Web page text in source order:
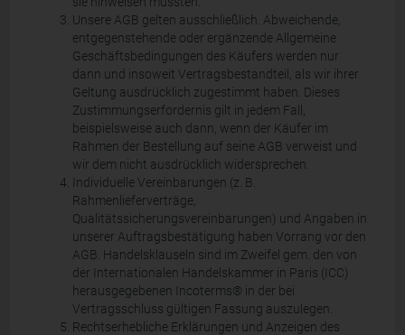
Unsere AGB gelten ausschließlich. Abweichende,
entgegenstehende oder ergänzende Allgemeine
Geschäftsbedingungen des Käufers werden nur
dann und insoweit Vertragsbestandteil, als wir ihrer
Geltung ausdrücklich zugestimmt haben. Dieses
Zustimmungserfordernis gilt in jedem Fall,
beispielsweise auch dann, wenn der Käufer im
Rahmen der Bestellung auf seine AGB verweist und
wir dem nicht ausdrücklich widersprechen.
Individuelle Vereinbarungen (z. B.
Rahmenlieferverträge,
Qualitätssicherungsvereinbarungen) und Angaben in
unserer Auftragsbestätigung haben Vorrang vor den
AGB. Handelsklauseln sind im Zweifel gem. den von
der Internationalen Handelskammer in Paris (ICC)
herausgegebenen Incoterms® in der bei
Vertragsschluss gültigen Fassung auszulegen.
Rechtserhebliche Erklärungen und Anzeigen des